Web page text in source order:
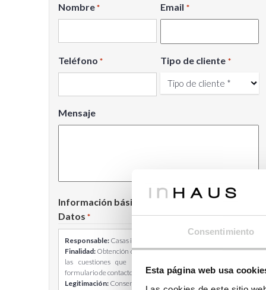
Consentimiento
Esta página web usa
Nombre * Email *
Teléfono * Tipo de cliente *
Mensaje
Información básica sobre Protección de
Datos *
Responsable: Casas inHAUS S.L.
Finalidad: Obtención de tu consentimiento para responder a
las cuestiones que nos planteas a través de nuestro
formulario de contacto.
Legitimación: Consentimiento del interesado.